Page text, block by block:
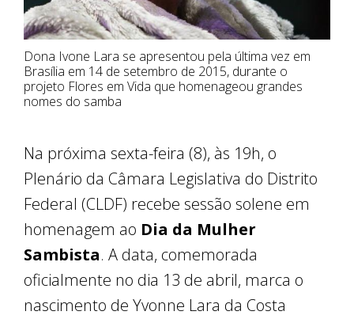
Dona Ivone Lara se apresentou pela última vez em
Brasília em 14 de setembro de 2015, durante o
projeto Flores em Vida que homenageou grandes
nomes do samba
Na próxima sexta-feira (8), às 19h, o
Plenário da Câmara Legislativa do Distrito
Federal (CLDF) recebe sessão solene em
homenagem ao Dia da Mulher
Sambista. A data, comemorada
oficialmente no dia 13 de abril, marca o
nascimento de Yvonne Lara da Costa